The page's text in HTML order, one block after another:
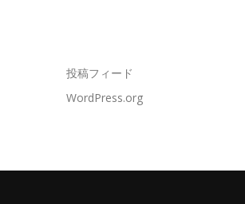
投稿フィード
WordPress.org